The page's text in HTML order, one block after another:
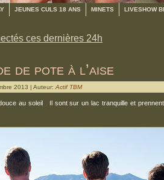
JEUNES CULS 18 ANS MINETS LIVESHOW
ces dernières 24h
de pote à l’aise
2013 | Auteur: Actif TBM
au soleil . Il sont sur un lac tranquille et